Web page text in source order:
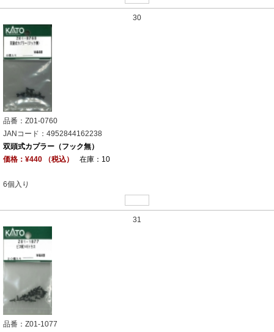
30
品番：Z01-0760
JANコード：4952844162238
双頭式カプラー（フック無）
価格：¥440 （税込）
在庫：10
6個入り
31
品番：Z01-1077